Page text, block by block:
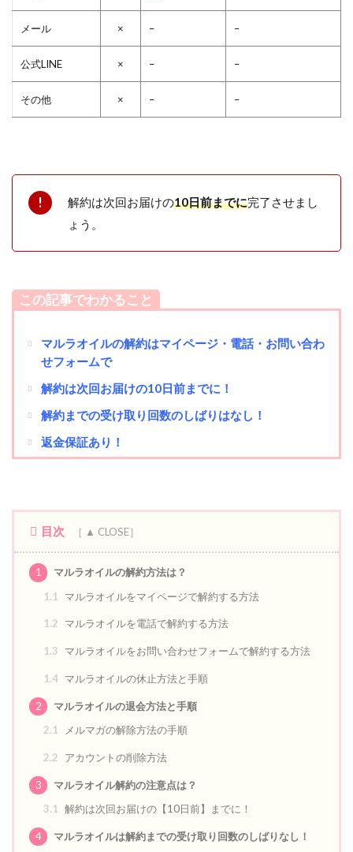
メール × – –
公式LINE × – –
その他 × – –
解約は次回お届けの10日前までに完了させまし
ょう。
この記事でわかること
マルラオイルの解約はマイページ・電話・お問い合わ
せフォームで
解約は次回お届けの10日前までに！
解約までの受け取り回数のしばりはなし！
返金保証あり！
目次
1
マルラオイルの解約方法は？
1.1
マルラオイルをマイページで解約する方法
1.2 マルラオイルを電話で解約する方法
1.3 マルラオイルをお問い合わせフォームで解約する方法
1.4 マルラオイルの休止方法と手順
2
マルラオイルの退会方法と手順
2.1
メルマガの解除方法の手順
2.2 アカウントの削除方法
3
マルラオイル解約の注意点は？
3.1
解約は次回お届けの【10日前】までに！
4 マルラオイルは解約までの受け取り回数のしばりなし！